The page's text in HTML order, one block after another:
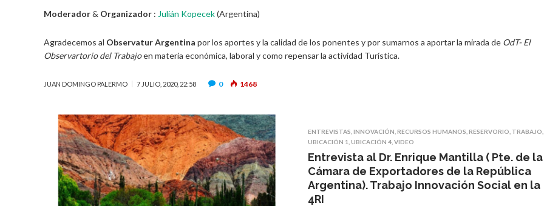
Moderador& Organizador : Julián Kopecek(Argentina)
Agradecemos al Observatur Argentina por los aportes y la calidad de los ponentes y por sumarnos a aportar la mirada de OdT- El
Observartorio del Trabajoen materia económica, laboral y como repensar la actividad Turística.
JUAN DOMINGO PALERMO 7 JULIO, 2020, 22:58 0 1468
ENTREVISTAS ,INNOVACIÓN ,RECURSOS HUMANOS ,RESERVORIO TRABAJO
UBICACIÓN 1 ,UBICACIÓN 4 ,VIDEO
Entrevista al Dr. Enrique Mantilla ( Pte. de la
Cámara de Exportadores de la República
Argentina). Trabajo Innovación Social en la
4RI